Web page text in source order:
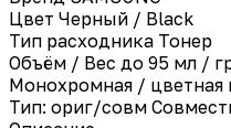
Цвет Черный / Black
Тип расходника Тонер
Объём / Вес до 95 мл /
Монохромная / цветная
Тип: ориг/совм